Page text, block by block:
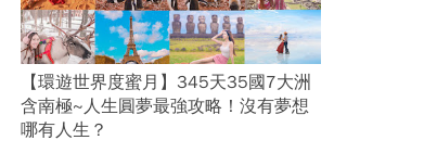
【環遊世界度蜜月】345天35國7大洲
含南極~人生圓夢最強攻略！沒有夢想
哪有人生？